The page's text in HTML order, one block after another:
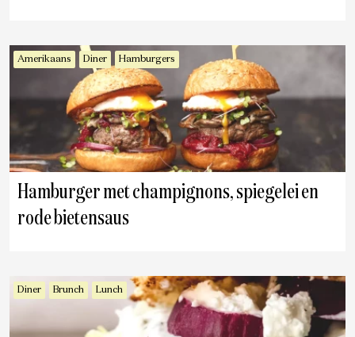
Amerikaans Diner Hamburgers
Hamburger met champignons, spiegelei en
rode bietensaus
Diner Brunch Lunch